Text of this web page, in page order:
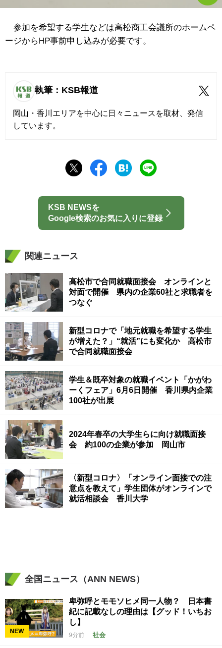
参加を希望する学生などは高松商工会議所のホームペ
ージからHP事前申し込みが必要です。
執筆：KSB報道
岡山・香川エリアを中心に日々ニュースを取材、発信
しています。
KSB NEWSを
Google検索のお気に入りに登録
関連ニュース
高松市で合同就職面接会 オンラインと
対面で開催 県内の企業60社と求職者を
つなぐ
新型コロナで「地元就職を希望する学生
が増えた？」“就活”にも変化か 高松市
で合同就職面接会
学生＆既卒対象の就職イベント「かがわ
ーくフェア」6月6日開催 香川県内企業
100社が出展
2024年春卒の大学生らに向け就職面接
会 約100の企業が参加 岡山市
〈新型コロナ〉「オンライン面接での注
意点を教えて」学生団体がオンラインで
就活相談会 香川大学
全国ニュース（ANN NEWS）
NEW
卑弥呼とモモソヒメ同一人物？ 日本書
紀に記載なしの理由は【グッド！いちお
し】
9分前 社会